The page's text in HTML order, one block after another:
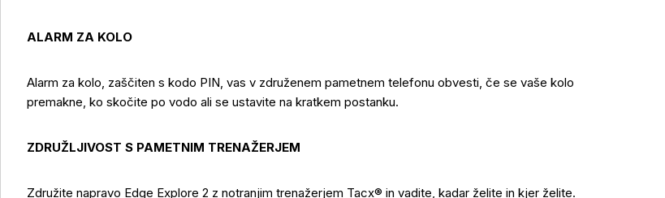
ALARM ZA KOLO
Alarm za kolo, zaščiten s kodo PIN, vas v združenem pametnem telefonu obvesti, če se vaše kolo
premakne, ko skočite po vodo ali se ustavite na kratkem postanku.
ZDRUŽLJIVOST S PAMETNIM TRENAŽERJEM
Združite napravo Edge Explore 2 z notranjim trenažerjem Tacx® in vadite, kadar želite in kjer želite.